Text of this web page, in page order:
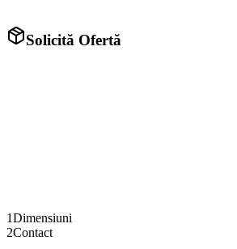
Solicită Ofertă
1Dimensiuni
2Contact